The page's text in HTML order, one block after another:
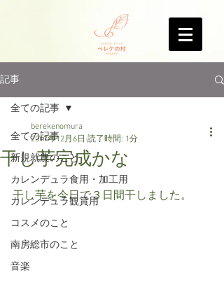
記事
全ての記事
新規就農のこと
カレンデュラ食用・加工用
カレンデュラ観賞用
コスメのこと
南房総市のこと
音楽
全ての記事
干し芋完成かな
berekenomura
2017年12月6日 読了時間: 1分
干し芋を今日で３日間干しました。